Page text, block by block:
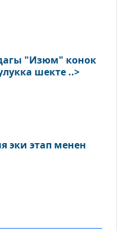
"Изюм" конок
шекте ..>
эки этап менен